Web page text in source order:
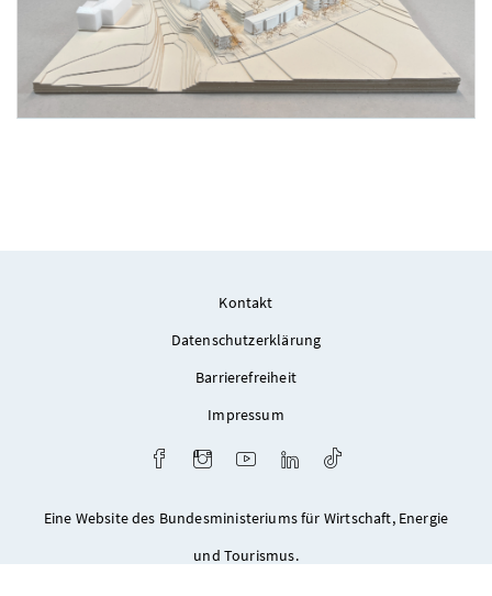
Kontakt
Datenschutzerklärung
Barrierefreiheit
Impressum
FacebookInstagramYoutube LinkedIn
Eine Website des Bundesministeriums für Wirtschaft, Energie
und Tourismus.